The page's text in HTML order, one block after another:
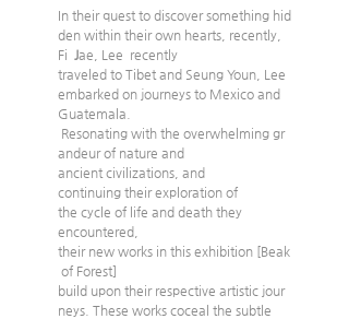
In their quest to discover something hid
den within their own hearts, recently,
Fi Jae, Lee  recently
traveled to Tibet and Seung Youn, Lee
embarked on journeys to Mexico and
Guatemala.
Resonating with the overwhelming gr
andeur of nature and
ancient civilizations, and
continuing their exploration of
the cycle of life and death they
encountered,
their new works in this exhibition [Beak
of Forest]
build upon their respective artistic jour
neys. These works coceal the subtle